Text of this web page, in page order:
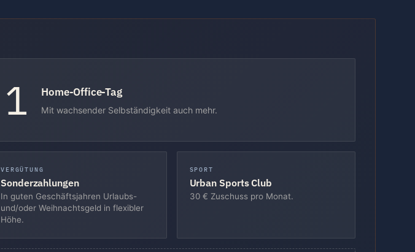
1 Home-Office-Tag
Mit wachsender Selbständigkeit auch mehr.
VERGÜTUNG
Sonderzahlungen
In guten Geschäftsjahren Urlaubs-
und/oder Weihnachtsgeld in flexibler
Höhe.
SPORT
Urban Sports Club
30 € Zuschuss pro Monat.